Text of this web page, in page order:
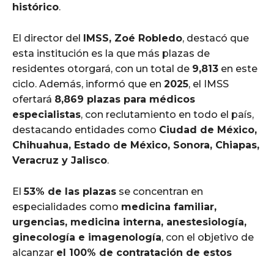
histórico.
El director del IMSS, Zoé Robledo, destacó que
esta institución es la que más plazas de
residentes otorgará, con un total de 9,813 en este
ciclo. Además, informó que en 2025, el IMSS
ofertará 8,869 plazas para médicos
especialistas, con reclutamiento en todo el país,
destacando entidades como Ciudad de México,
Chihuahua, Estado de México, Sonora, Chiapas,
Veracruz y Jalisco.
El53% de las plazas se concentran en
especialidades como medicina familiar,
urgencias, medicina interna, anestesiología,
ginecología e imagenología, con el objetivo de
alcanzar el 100% de contratación de estos